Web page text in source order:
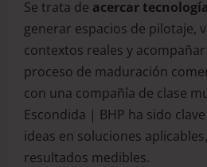
Se trata de acercar
generar espacios de pilotaje,
contextos reales y
proceso de maduración
con una compañía de clase
Escondida | BHP ha sido
ideas en soluciones
resultados medibles.